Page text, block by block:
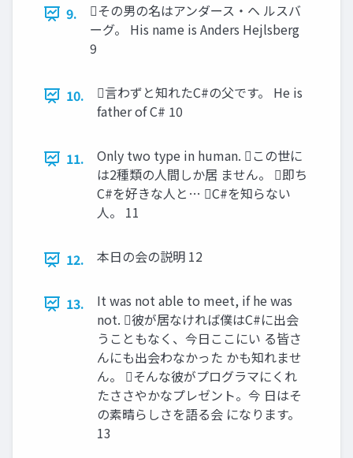
9.
その男の名はアンダース・ヘ ルスバ
ーグ。 His name is Anders Hejlsberg
9
10.
言わずと知れたC#の父です。 He is
father of C# 10
11.
Only two type in human. この世に
は2種類の人間しか居 ません。 即ち
C#を好きな人と… C#を知らない
人。 11
12. 本日の会の説明 12
13.
It was not able to meet, if he was
not. 彼が居なければ僕はC#に出会
うこともなく、今日ここにい る皆さ
んにも出会わなかった かも知れませ
ん。 そんな彼がプログラマにくれ
たささやかなプレゼント。今 日はそ
の素晴らしさを語る会 になります。
13